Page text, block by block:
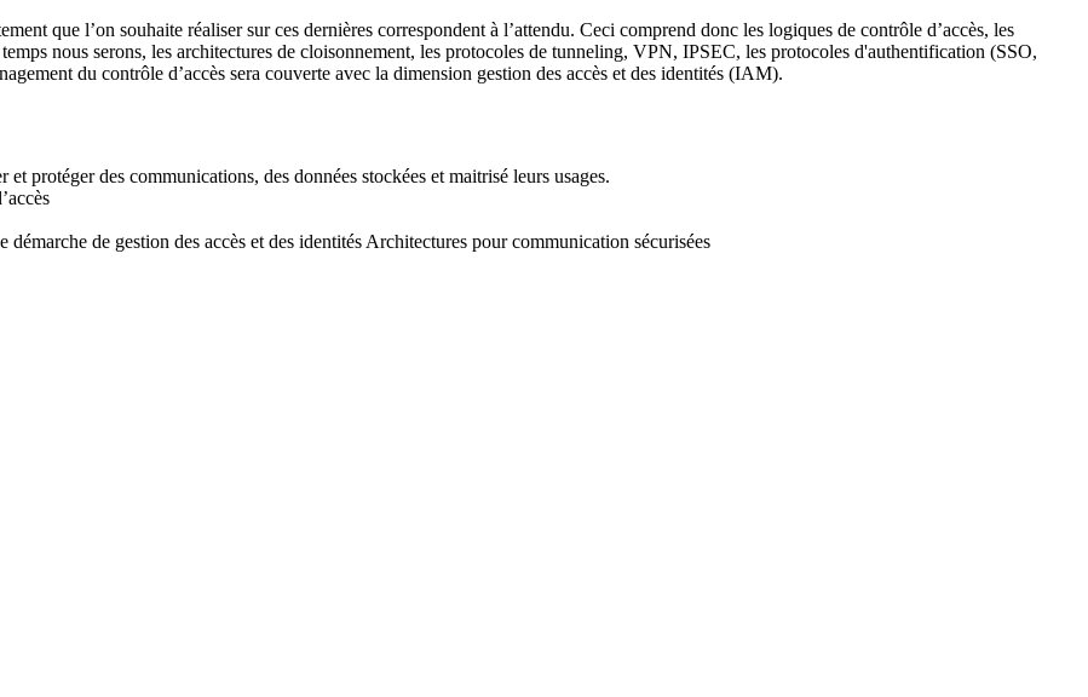
que l’on souhaite réaliser sur ces dernières correspondent à l’attendu. Ceci comprend donc les logiques de contrôle d’accès, les
nous serons, les architectures de cloisonnement, les protocoles de tunneling, VPN, IPSEC, les protocoles d'authentification (SSO,
du contrôle d’accès sera couverte avec la dimension gestion des accès et des identités (IAM).
protéger des communications, des données stockées et maitrisé leurs usages.
de gestion des accès et des identités Architectures pour communication sécurisées